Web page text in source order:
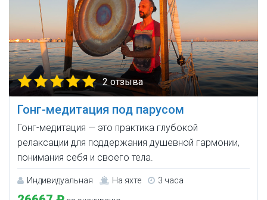
2 отзыва
Гонг-медитация под парусом
Гонг-медитация — это практика глубокой
релаксации для поддержания душевной гармонии,
понимания себя и своего тела.
Индивидуальная На яхте 3 часа